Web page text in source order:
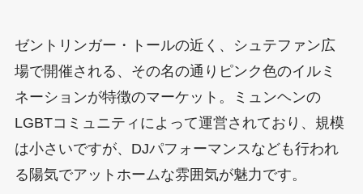
ゼントリンガー・トールの近く、シュテファン広
場で開催される、その名の通りピンク色のイルミ
ネーションが特徴のマーケット。ミュンヘンの
LGBTコミュニティによって運営されており、規模
は小さいですが、DJパフォーマンスなども行われ
る陽気でアットホームな雰囲気が魅力です。